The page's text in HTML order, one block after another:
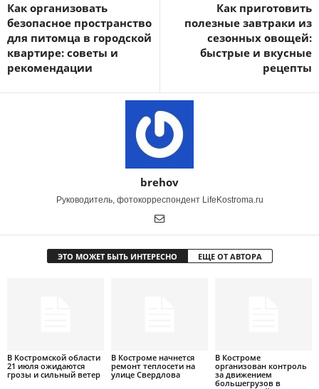
Как организовать
безопасное пространство
для питомца в городской
квартире: советы и
рекомендации
Как приготовить
полезные завтраки из
сезонных овощей:
быстрые и вкусные
рецепты
brehov
Руководитель, фотокорреспондент LifeKostroma.ru
ЭТО МОЖЕТ БЫТЬ ИНТЕРЕСНО ЕЩЕ ОТ АВТОРА
В Костромской области
21 июля ожидаются
грозы и сильный ветер
В Костроме начнется
ремонт теплосети на
улице Свердлова
В Костроме
организован контроль
за движением
большегрузов в